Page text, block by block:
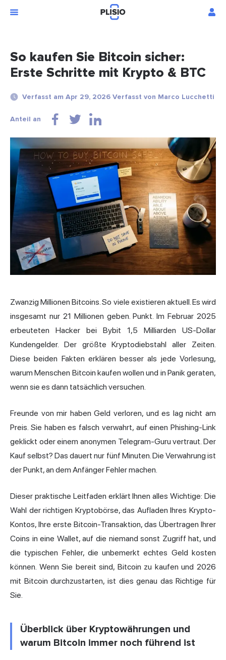
So kaufen Sie Bitcoin sicher:
Erste Schritte mit Krypto & BTC
Verfasst am Apr 29, 2026 Verfasst von Marco Lucchetti
Anteil an
Zwanzig Millionen Bitcoins. So viele existieren aktuell. Es wird
insgesamt nur 21 Millionen geben. Punkt. Im Februar 2025
erbeuteten Hacker bei Bybit 1,5 Milliarden US-Dollar
Kundengelder. Der größte Kryptodiebstahl aller Zeiten.
Diese beiden Fakten erklären besser als jede Vorlesung,
warum Menschen Bitcoin kaufen wollen und in Panik geraten,
wenn sie es dann tatsächlich versuchen.
Freunde von mir haben Geld verloren, und es lag nicht am
Preis. Sie haben es falsch verwahrt, auf einen Phishing-Link
geklickt oder einem anonymen Telegram-Guru vertraut. Der
Kauf selbst? Das dauert nur fünf Minuten. Die Verwahrung ist
der Punkt, an dem Anfänger Fehler machen.
Dieser praktische Leitfaden erklärt Ihnen alles Wichtige: Die
Wahl der richtigen Kryptobörse, das Aufladen Ihres Krypto-
Kontos, Ihre erste Bitcoin-Transaktion, das Übertragen Ihrer
Coins in eine Wallet, auf die niemand sonst Zugriff hat, und
die typischen Fehler, die unbemerkt echtes Geld kosten
können. Wenn Sie bereit sind, Bitcoin zu kaufen und 2026
mit Bitcoin durchzustarten, ist dies genau das Richtige für
Sie.
Überblick über Kryptowährungen und
warum Bitcoin immer noch führend ist